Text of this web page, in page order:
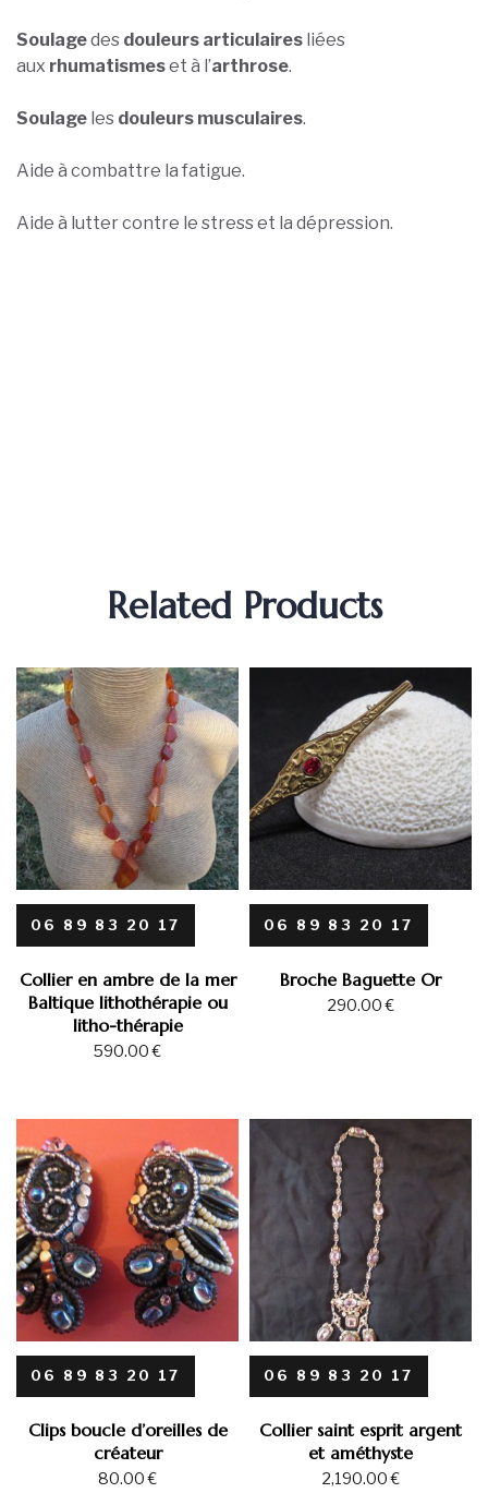
Soulagedes douleurs articulaires liées
aux rhumatismeset à l’arthrose.
Soulage les douleurs musculaires.
Aide à combattre la fatigue.
Aide à lutter contre le stress et la dépression.
Related Products
06 89 83 20 17
Collier en ambre de la mer
Baltique lithothérapie ou
litho-thérapie
590.00€
06 89 83 20 17
Broche Baguette Or
290.00€
06 89 83 20 17
Clips boucle d’oreilles de
créateur
80.00€
06 89 83 20 17
Collier saint esprit argent
et améthyste
2,190.00€